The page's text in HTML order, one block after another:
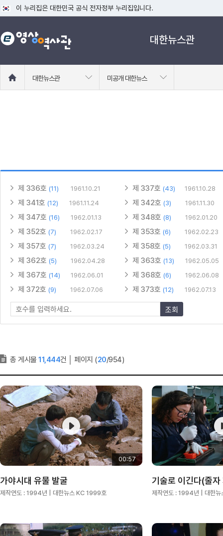
이 누리집은 대한민국 공식 전자정부 누리집입니다.
공식 누리집 주소 확인하기
go.kr 주소를 사용하는 누리집은 대한민국 정부기관이 관리하는 누리집입니
대한뉴스관
로
대한뉴스관 미공개 대한뉴스
제 336호 (11) 1961.10.21 제 337호 (43) 1961.10.28
제 341호 (12) 1961.11.24 제 342호 (3) 1961.11.30
제 347호 (16) 1962.01.13 제 348호 (8) 1962.01.20
제 352호 (7) 1962.02.17 제 353호 (6) 1962.02.23
제 357호 (7) 1962.03.24 제 358호 (5) 1962.03.31
제 362호 (5) 1962.04.28 제 363호 (13) 1962.05.05
제 367호 (14) 1962.06.01 제 368호 (6) 1962.06.08
제 372호 (9) 1962.07.06 제 373호 (12) 1962.07.13
조회
총 게시물 11,444건 페이지 (20/954)
00:57
가야시대 유물 발굴
제작연도 : 1994년 | 대한뉴스 KC 1999호
기술로 이긴다(줄
제작연도 : 1994년 | 대한